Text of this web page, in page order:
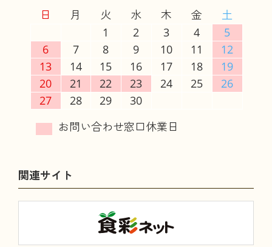
日 月 火 水 木 金
土
1
2 3 4
5
6
7 8 9 10 11
12
13
14 15 16 17 18
19
20
21 22 23 24 25
26
27
28 29 30
関連サイト